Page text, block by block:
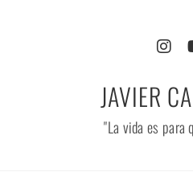
JAVIER
"La vida es para